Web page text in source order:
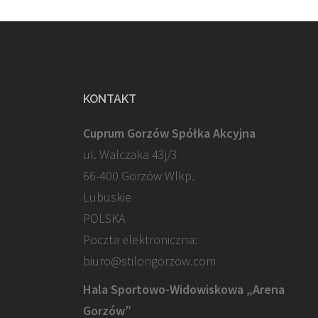
KONTAKT
Cuprum Gorzów Spółka Akcyjna
ul. Walczaka 43j/3
66-400 Gorzów Wlkp.
Lubuskie
POLSKA
Poczta elektroniczna:
biuro@stilongorzow.com
Hala Sportowo-Widowiskowa „Arena
Gorzów”